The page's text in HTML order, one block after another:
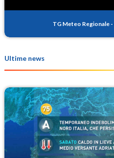
TG Meteo Regionale -
Ultime news